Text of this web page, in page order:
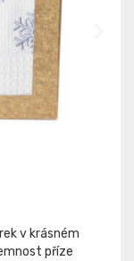
v krásném
příze